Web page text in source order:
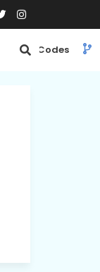
ShortCodes